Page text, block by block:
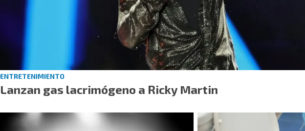
ENTRETENIMIENTO
Lanzan gas lacrimógeno a Ricky Martin